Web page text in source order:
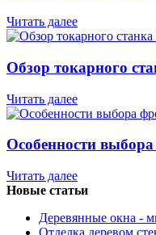
Читать далее
Обзор токарного
Читать далее
Особенности
Читать далее
Новые статьи
Деревянные окна -
Отделка деревом